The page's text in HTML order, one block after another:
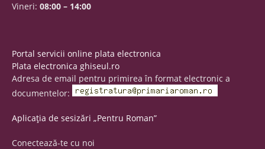
Vineri: 08:00 – 14:00
Portal servicii online plata electronica
Plata electronica ghiseul.ro
Adresa de email pentru primirea în format electronic a
documentelor:
Aplicația de sesizări „Pentru Roman”
Conectează-te cu noi